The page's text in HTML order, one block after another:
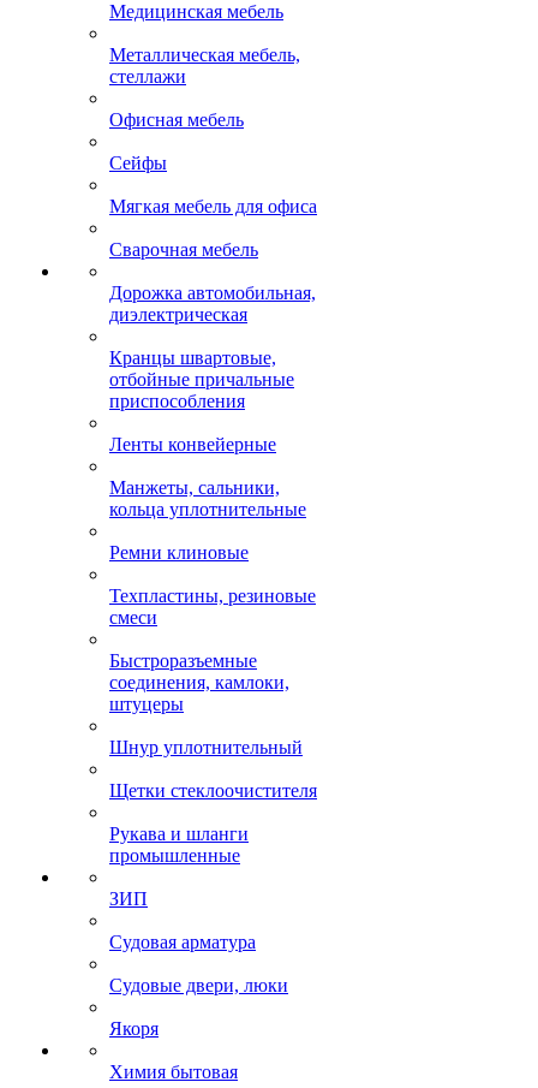
Медицинская мебель
Металлическая мебель,
стеллажи
Офисная мебель
Сейфы
Мягкая мебель для офиса
Сварочная мебель
Дорожка автомобильная,
диэлектрическая
Кранцы швартовые,
отбойные причальные
приспособления
Ленты конвейерные
Манжеты, сальники,
кольца уплотнительные
Ремни клиновые
Техпластины, резиновые
смеси
Быстроразъемные
соединения, камлоки,
штуцеры
Шнур уплотнительный
Щетки стеклоочистителя
Рукава и шланги
промышленные
ЗИП
Судовая арматура
Судовые двери, люки
Якоря
Химия бытовая